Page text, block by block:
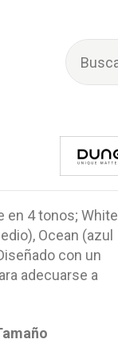
en 4 tonos; White
Ocean (azul
con un
adecuarse a